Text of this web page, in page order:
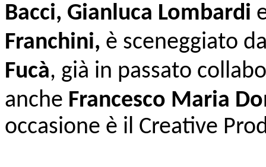
Bacci, Gianluca Lombardi
Franchini, è sceneggiato
Fucà, già in passato
anche Francesco Maria
occasione è il Creative